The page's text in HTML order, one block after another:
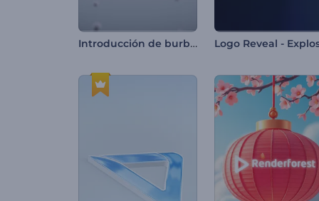
Introducción de burbujas metálicas